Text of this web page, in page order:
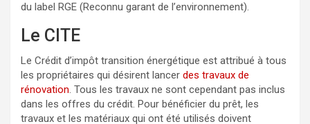
du label RGE (Reconnu garant de l’environnement).
Le CITE
Le Crédit d’impôt transition énergétique est attribué à tous
les propriétaires qui désirent lancer des travaux de
rénovation. Tous les travaux ne sont cependant pas inclus
dans les offres du crédit. Pour bénéficier du prêt, les
travaux et les matériaux qui ont été utilisés doivent